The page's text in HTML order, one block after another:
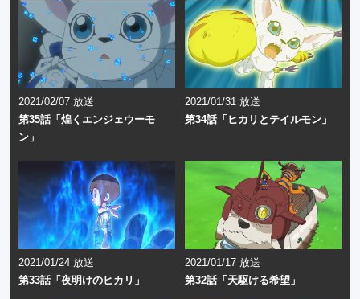
2021/02/07 放送
第35話「煌くエンジェウーモ
ン」
2021/01/31 放送
第34話「ヒカリとテイルモン」
2021/01/24 放送
第33話「夜明けのヒカリ」
2021/01/17 放送
第32話「天駆ける希望」